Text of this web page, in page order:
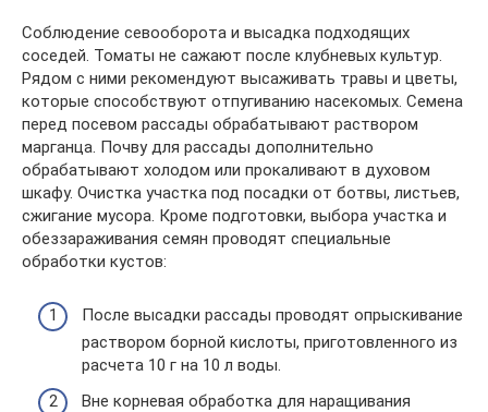
Соблюдение севооборота и высадка подходящих
соседей. Томаты не сажают после клубневых культур.
Рядом с ними рекомендуют высаживать травы и цветы,
которые способствуют отпугиванию насекомых. Семена
перед посевом рассады обрабатывают раствором
марганца. Почву для рассады дополнительно
обрабатывают холодом или прокаливают в духовом
шкафу. Очистка участка под посадки от ботвы, листьев,
сжигание мусора. Кроме подготовки, выбора участка и
обеззараживания семян проводят специальные
обработки кустов:
После высадки рассады проводят опрыскивание
раствором борной кислоты, приготовленного из
расчета 10 г на 10 л воды.
Вне корневая обработка для наращивания